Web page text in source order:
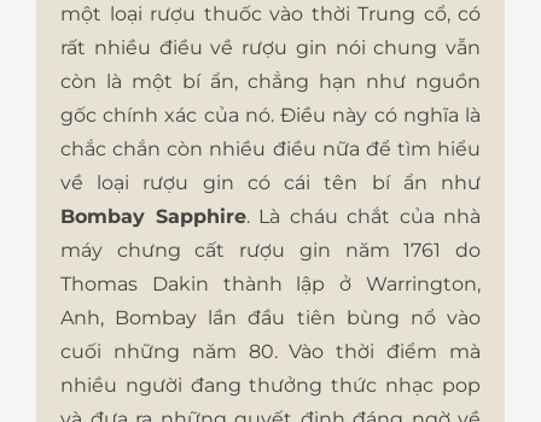
một loại rượu thuốc vào thời Trung cổ, có
rất nhiều điều về rượu gin nói chung vẫn
còn là một bí ẩn, chẳng hạn như nguồn
gốc chính xác của nó. Điều này có nghĩa là
chắc chắn còn nhiều điều nữa để tìm hiểu
về loại rượu gin có cái tên bí ẩn như
Bombay Sapphire. Là cháu chắt của nhà
máy chưng cất rượu gin năm 1761 do
Thomas Dakin thành lập ở Warrington,
Anh, Bombay lần đầu tiên bùng nổ vào
cuối những năm 80. Vào thời điểm mà
nhiều người đang thưởng thức nhạc pop